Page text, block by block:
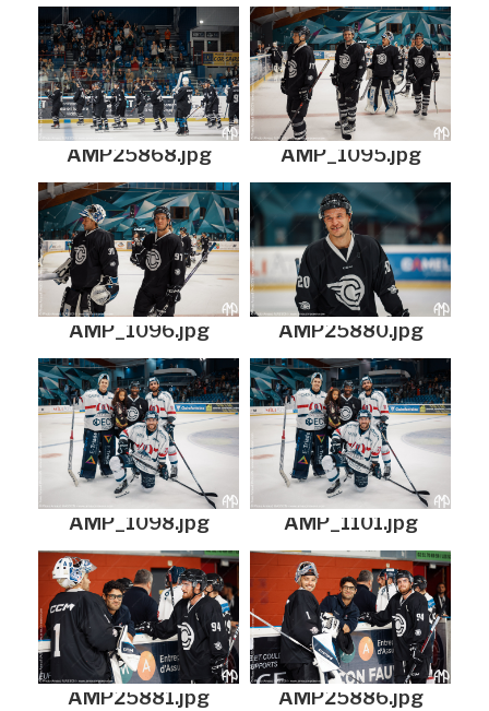
AMP25868.jpg AMP_1095.jpg
AMP_1096.jpg AMP25880.jpg
AMP_1098.jpg AMP_1101.jpg
AMP25881.jpg AMP25886.jpg